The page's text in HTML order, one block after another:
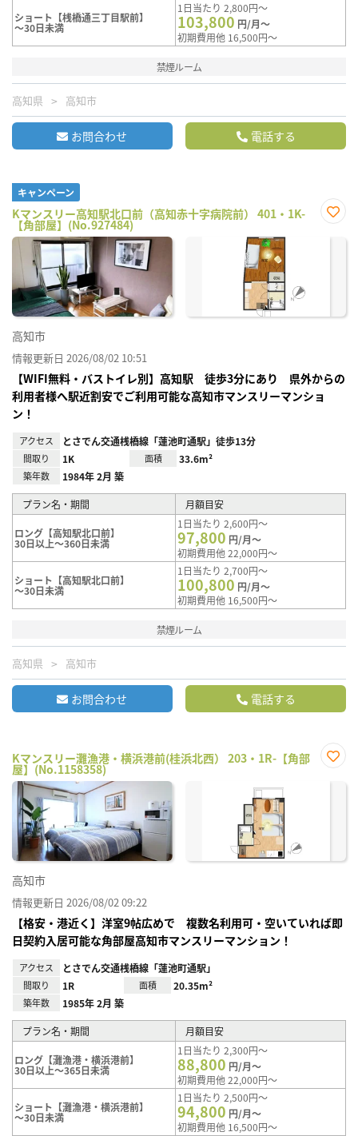
ショート【桟橋通三丁目駅前】
～30日未満
1日当たり 2,800円～
103,800 円/月～
初期費用他 16,500円～
禁煙ルーム
高知県 高知市
お問合わせ 電話する
キャンペーン
Kマンスリー高知駅北口前（高知赤十字病院前） 401・1K-
【角部屋】(No.927484)
に入
高知市
情報更新日 2026/08/02 10:51
【WIFI無料・バストイレ別】高知駅 徒歩3分にあり 県外からの
利用者様へ駅近割安でご利用可能な高知市マンスリーマンショ
ン！
アクセス とさでん交通桟橋線「蓮池町通駅」徒歩13分
間取り 1K 面積 33.6m²
築年数 1984年 2月 築
プラン名・期間 月額目安
ロング【高知駅北口前】
30日以上～360日未満
1日当たり 2,600円～
97,800 円/月～
初期費用他 22,000円～
ショート【高知駅北口前】
～30日未満
1日当たり 2,700円～
100,800 円/月～
初期費用他 16,500円～
禁煙ルーム
高知県 高知市
お問合わせ 電話する
Kマンスリー灘漁港・横浜港前(桂浜北西） 203・1R-【角部
屋】(No.1158358)
に入
高知市
情報更新日 2026/08/02 09:22
【格安・港近く】洋室9帖広めで 複数名利用可・空いていれば即
日契約入居可能な角部屋高知市マンスリーマンション！
アクセス とさでん交通桟橋線「蓮池町通駅」
間取り 1R 面積 20.35m²
築年数 1985年 2月 築
プラン名・期間 月額目安
ロング【灘漁港・横浜港前】
30日以上～365日未満
1日当たり 2,300円～
88,800 円/月～
初期費用他 22,000円～
ショート【灘漁港・横浜港前】
～30日未満
1日当たり 2,500円～
94,800 円/月～
初期費用他 16,500円～